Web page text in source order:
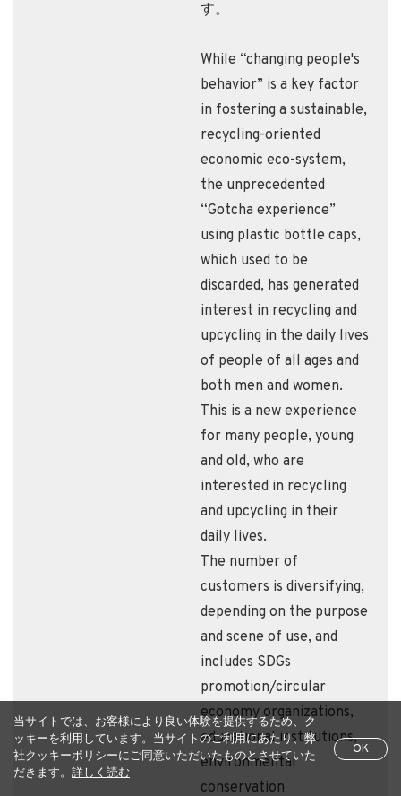
す。
While “changing people's
behavior” is a key factor
in fostering a sustainable,
recycling-oriented
economic eco-system,
the unprecedented
“Gotcha experience”
using plastic bottle caps,
which used to be
discarded, has generated
interest in recycling and
upcycling in the daily lives
of people of all ages and
both men and women.
This is a new experience
for many people, young
and old, who are
interested in recycling
and upcycling in their
daily lives.
The number of
customers is diversifying,
depending on the purpose
and scene of use, and
includes SDGs
promotion/circular
economy organizations,
educational institutions,
environmental
conservation
当サイトでは、お客様により良い体験を提供するため、ク
ッキーを利用しています。当サイトのご利用にあたり、弊
社クッキーポリシーにご同意いただいたものとさせていた
だきます。 詳しく読む
OK